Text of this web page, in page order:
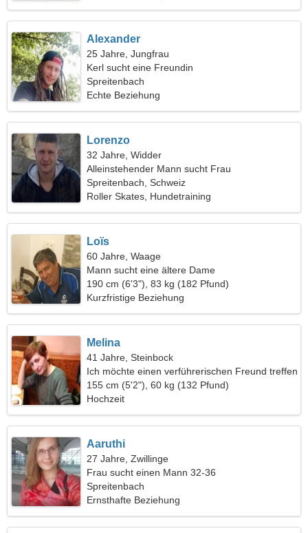
Alexander
25 Jahre, Jungfrau
Kerl sucht eine Freundin
Spreitenbach
Echte Beziehung
Lorenzo
32 Jahre, Widder
Alleinstehender Mann sucht Frau
Spreitenbach, Schweiz
Roller Skates, Hundetraining
Loïs
60 Jahre, Waage
Mann sucht eine ältere Dame
190 cm (6'3"), 83 kg (182 Pfund)
Kurzfristige Beziehung
Melina
41 Jahre, Steinbock
Ich möchte einen verführerischen Freund treffen
155 cm (5'2"), 60 kg (132 Pfund)
Hochzeit
Aaruthi
27 Jahre, Zwillinge
Frau sucht einen Mann 32-36
Spreitenbach
Ernsthafte Beziehung